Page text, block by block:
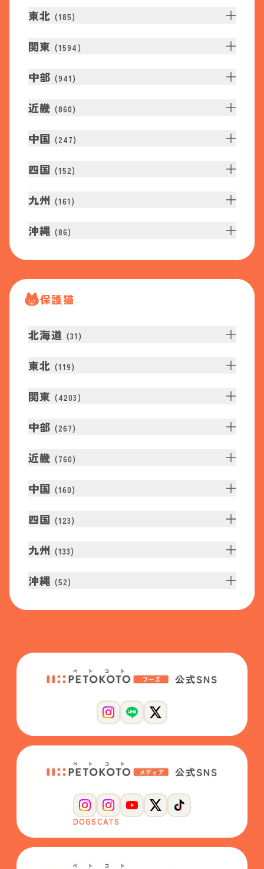
東北 (185)
関東 (1594 )
中部 (941 )
近畿 (860)
中国 (247)
四国 (152)
九州 (161 )
沖縄 (86)
保護猫
北海道 (31 )
東北 (119)
関東 (4203 )
中部 (267)
近畿 (760)
中国 (160)
四国 (123)
九州 (133)
沖縄 (52)
DOGSCATS